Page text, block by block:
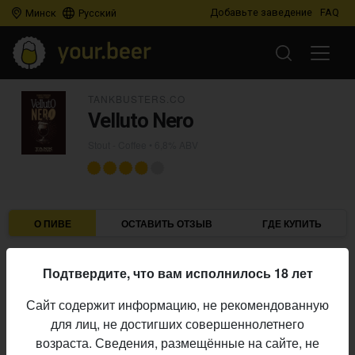
Минск Русский Добавьте заведение FAQ
Velluto Nero
О ПИВЕ ОСТАВИТЬ ОТЗЫВ ГДЕ КУПИТЬ
Пивоварня:
Алкоголь:
6,8%
Начало
выпуска:
09.01.2026
Подтвердите, что вам исполнилось 18 лет
Сайт содержит информацию, не рекомендованную
для лиц, не достигших совершеннолетнего
возраста. Сведения, размещённые на сайте, не